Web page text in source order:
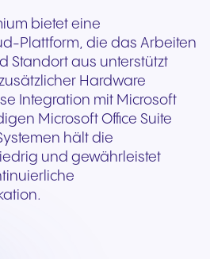
bietet eine
Plattform, die das Arbeiten
Standort aus unterstützt
Hardware
Integration mit Microsoft
Microsoft Office Suite
hält die
und gewährleistet